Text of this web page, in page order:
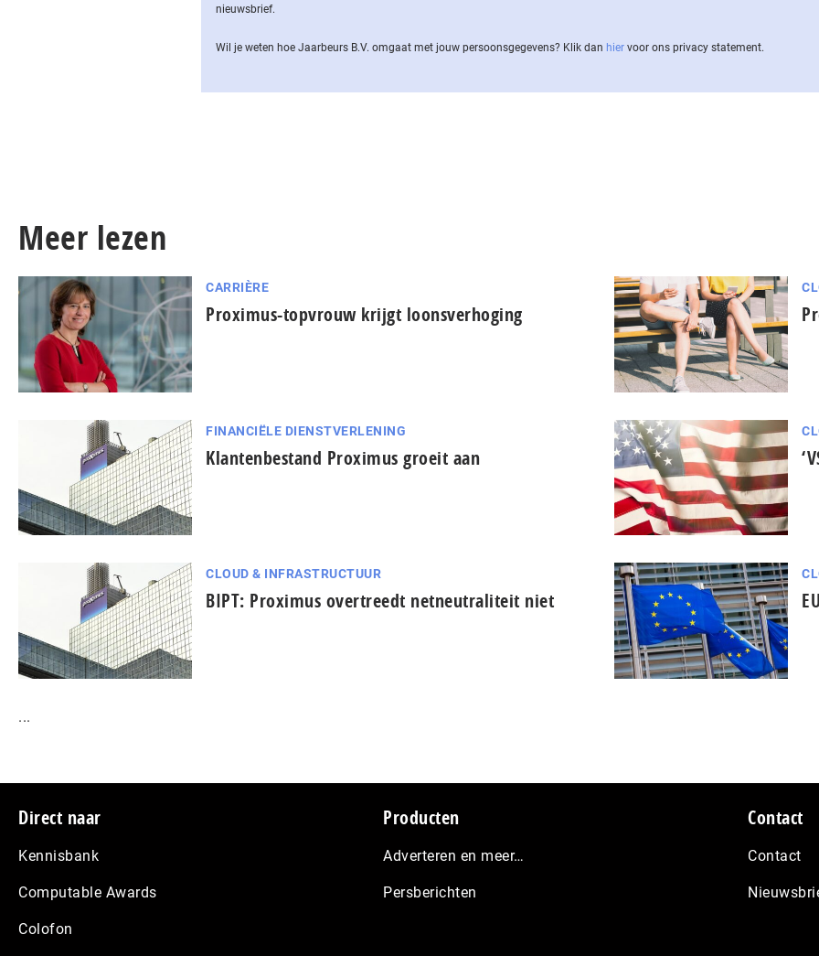
nieuwsbrief.
Wil je weten hoe Jaarbeurs B.V. omgaat met jouw per­soons­ge­ge­vens? Klik dan hier voor ons privacy statement.
Meer lezen
CARRIÈRE
Proximus-topvrouw krijgt loonsverhoging
FINANCIËLE DIENSTVERLENING
Klantenbestand Proximus groeit aan
CLOUD & INFRASTRUCTUUR
BIPT: Proximus overtreedt netneutraliteit niet
...
Footer
Direct naar
Kennisbank
Computable Awards
Colofon
Producten
Adverteren en meer…
Persberichten
Contact
Contact